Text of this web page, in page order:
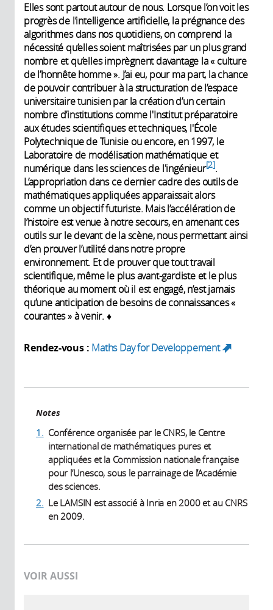
Elles sont partout autour de nous. Lorsque l’on voit les
progrès de l’intelligence artificielle, la prégnance des
algorithmes dans nos quotidiens, on comprend la
nécessité qu’elles soient maîtrisées par un plus grand
nombre et qu’elles imprègnent davantage la « culture
de l’honnête homme ». J’ai eu, pour ma part, la chance
de pouvoir contribuer à la structuration de l’espace
universitaire tunisien par la création d’un certain
nombre d’institutions comme l'Institut préparatoire
aux études scientifiques et techniques, l'École
Polytechnique de Tunisie ou encore, en 1997, le
Laboratoire de modélisation mathématique et
numérique dans les sciences de l'ingénieur 2 .
L’appropriation dans ce dernier cadre des outils de
mathématiques appliquées apparaissait alors
comme un objectif futuriste. Mais l’accélération de
l’histoire est venue à notre secours, en amenant ces
outils sur le devant de la scène, nous permettant ainsi
d’en prouver l’utilité dans notre propre
environnement. Et de prouver que tout travail
scientifique, même le plus avant-gardiste et le plus
théorique au moment où il est engagé, n’est jamais
qu’une anticipation de besoins de connaissances «
courantes » à venir. ♦
Rendez-vous : Maths Day for Developpement
(link
Notes
1. Conférence organisée par le CNRS, le Centre
international de mathématiques pures et
appliquées et la Commission nationale française
pour l’Unesco, sous le parrainage de l’Académie
des sciences.
2. Le LAMSIN est associé à Inria en 2000 et au CNRS
en 2009.
VOIR AUSSI